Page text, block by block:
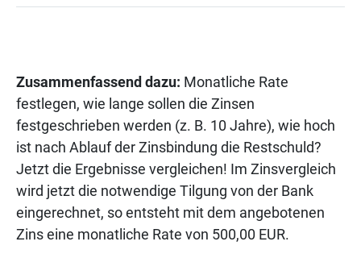
Zusammenfassend dazu: Monatliche Rate
festlegen, wie lange sollen die Zinsen
festgeschrieben werden (z. B. 10 Jahre), wie hoch
ist nach Ablauf der Zinsbindung die Restschuld?
Jetzt die Ergebnisse vergleichen! Im Zinsvergleich
wird jetzt die notwendige Tilgung von der Bank
eingerechnet, so entsteht mit dem angebotenen
Zins eine monatliche Rate von 500,00 EUR.